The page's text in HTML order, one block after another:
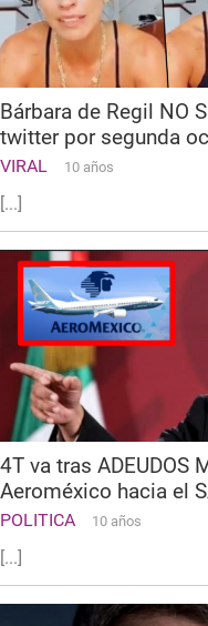
Bárbara de Regil NO
twitter por segunda
VIRAL 10 años
[...]
4T va tras ADEUDOS
Aeroméxico hacia el
POLITICA 10 años
[...]